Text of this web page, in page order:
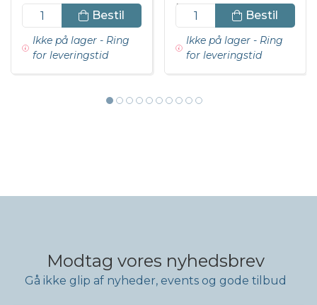
Bestil
Ikke på lager - Ring
for leveringstid
DKK 621,98 inkl. moms
Bestil
Ikke på lager - Ring
for leveringstid
Modtag vores nyhedsbrev
Gå ikke glip af nyheder, events og gode tilbud